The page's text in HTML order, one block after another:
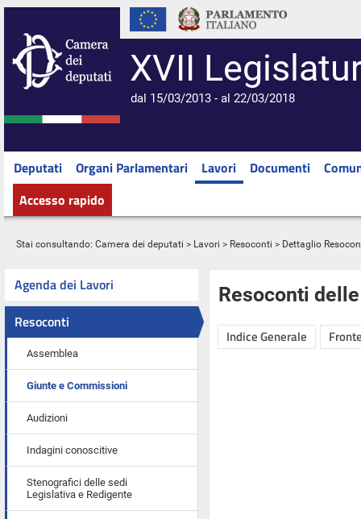
XVII
dal 15/03/2013 - al 22/03/2018
Deputati Organi Parlamentari Lavori Documenti
Accesso rapido
Stai consultando: Camera dei deputati > Lavori > Resoconti > Dettaglio
Agenda dei Lavori
Resoconti
Assemblea
Giunte e Commissioni
Audizioni
Indagini conoscitive
Stenografici delle sedi
Legislativa e Redigente
Resoconti
Indice Generale